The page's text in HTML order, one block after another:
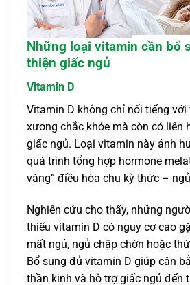
Những loại vitamin cần bổ
thiện giấc ngủ
Vitamin D
Vitamin D không chỉ nổi tiếng với
xương chắc khỏe mà còn có liên
giấc ngủ. Loại vitamin này ảnh
quá trình tổng hợp hormone
vàng” điều hòa chu kỳ thức –
Nghiên cứu cho thấy, những
thiếu vitamin D có nguy cơ cao
mất ngủ, ngủ chập chờn hoặc
Bổ sung đủ vitamin D giúp cân
thần kinh và hỗ trợ giấc ngủ đến